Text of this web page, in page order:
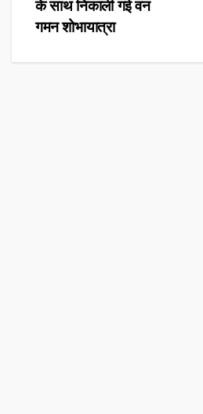
के साथ निकाली गई वन
गमन शोभायात्रा